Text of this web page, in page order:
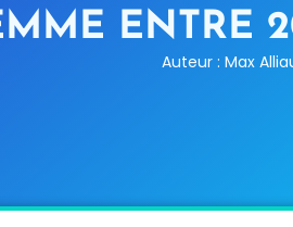
ENTRE
Auteur : Max